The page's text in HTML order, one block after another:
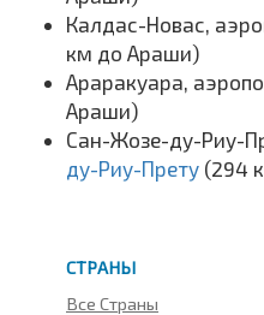
Калдас-Новас,
км до Араши)
Араракуара,
Араши)
Сан-Жозе-ду-Риу-
ду-Риу-Прету (294
СТРАНЫ
Все Страны